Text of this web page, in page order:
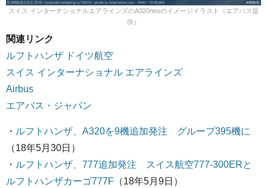
スイス インターナショナルエアラインズのA320neoのイメージイラスト（エアバス提
供）
関連リンク
ルフトハンザ ドイツ航空
スイス インターナショナル エアラインズ
Airbus
エアバス・ジャパン
・ ルフトハンザ、A320を9機追加発注 グループ395機に
（18年5月30日）
・ ルフトハンザ、777追加発注 スイス航空777-300ERと
ルフトハンザカーゴ777F （18年5月9日）